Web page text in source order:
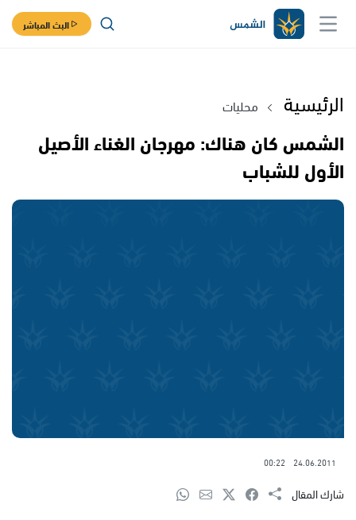
البث المباشر
الرئيسية محليات
الشمس كان هناك: مهرجان الغناء الأصيل
الأول للشباب
24.06.2011
00:22
شارك المقال